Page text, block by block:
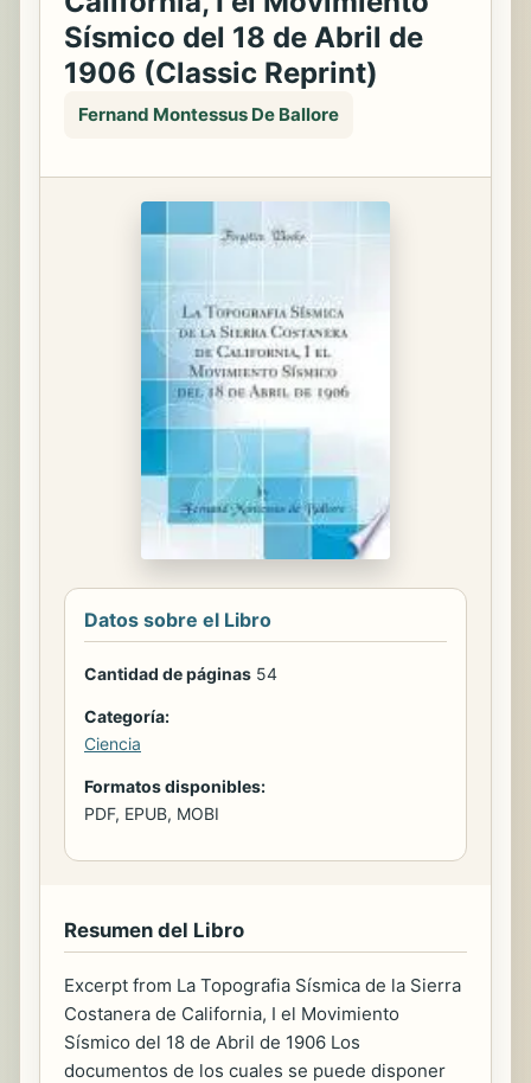
Sísmico del 18 de Abril de
1906 (Classic Reprint)
Fernand Montessus De Ballore
Datos sobre el Libro
Cantidad de páginas 54
Categoría:
Ciencia
Formatos disponibles:
PDF, EPUB, MOBI
Resumen del Libro
Excerpt from La Topografia Sísmica de la Sierra
Costanera de California, I el Movimiento
Sísmico del 18 de Abril de 1906 Los
documentos de los cuales se puede disponer